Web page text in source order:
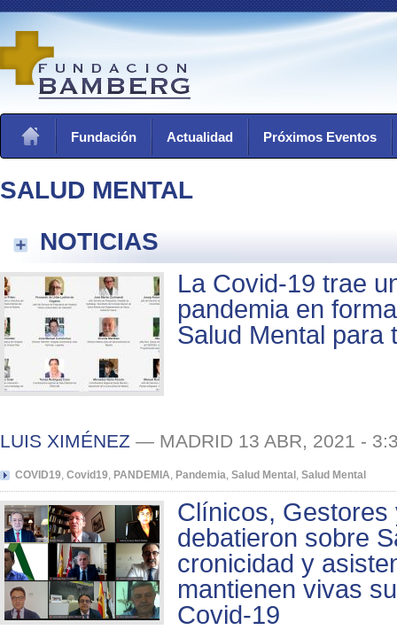
Fundación Actualidad Próximos Eventos
SALUD MENTAL
NOTICIAS
La Covid-19 trae
pandemia en
Salud Mental para
LUIS XIMÉNEZ — MADRID 13 ABR, 2021 -
COVID19 Covid19 PANDEMIA Pandemia Salud Mental Salud Mental
Clínicos,
debatieron sobre
cronicidad y
mantienen vivas
Covid-19